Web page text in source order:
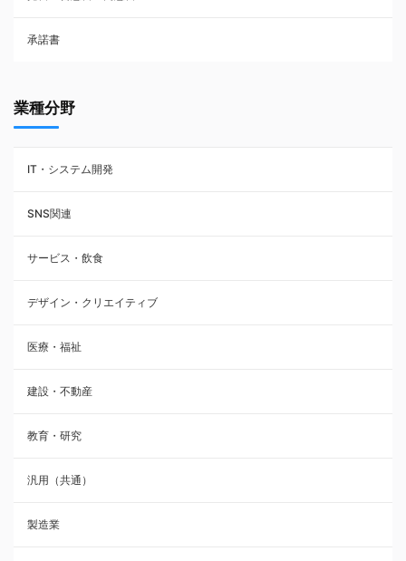
賃貸借契約
承諾書
業種分野
IT・システム開発
SNS関連
サービス・飲食
デザイン・クリエイティブ
医療・福祉
建設・不動産
教育・研究
汎用（共通）
製造業